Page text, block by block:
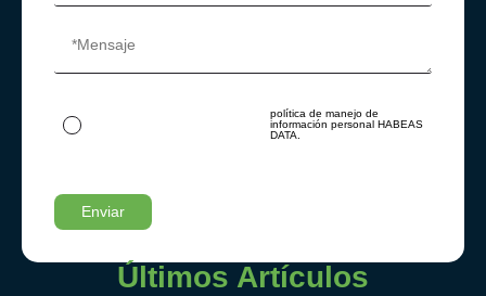
política de manejo de
información personal HABEAS
DATA.
Últimos Artículos